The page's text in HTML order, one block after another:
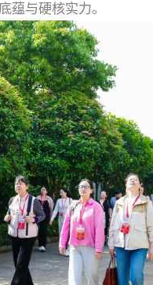
蕴与硬核实力。